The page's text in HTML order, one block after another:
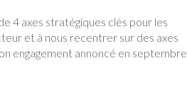
4 axes stratégiques clés pour les
et à nous recentrer sur des axes
engagement annoncé en septembre